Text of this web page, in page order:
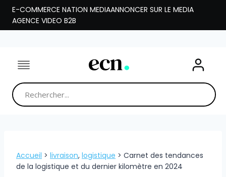
Aller
contenu
E-COMMERCE NATION MEDIAANNONCER SUR LE MEDIA
AGENCE VIDEO B2B
Accueil > livraison, logistique > Carnet des tendances
de la logistique et du dernier kilomètre en 2024